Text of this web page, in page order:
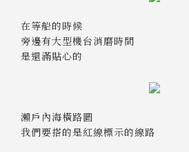
在等船的時候
旁邊有大型機台消磨時間
是還滿貼心的
瀨戶內海橫路圖
我們要搭的是紅線標示的線路